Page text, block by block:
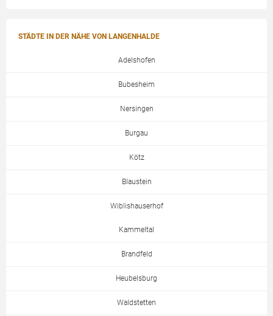
STÄDTE IN DER NÄHE VON LANGENHALDE
Adelshofen
Bubesheim
Nersingen
Burgau
Kötz
Blaustein
Wiblishauserhof
Kammeltal
Brandfeld
Heubelsburg
Waldstetten